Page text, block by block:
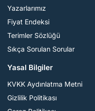
Yazarlarımız
Fiyat Endeksi
Terimler Sözlüğü
Sıkça Sorulan Sorular
Yasal Bilgiler
KVKK Aydınlatma Metni
Gizlilik Politikası